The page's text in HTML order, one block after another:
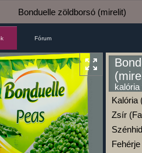
Bonduelle zöldborsó (mirelit)
Fórum
Kalória
Zsír